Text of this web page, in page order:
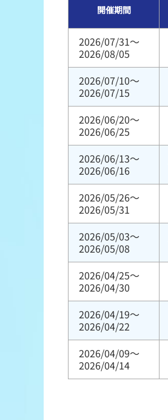
得点率ランキング
開催期間
2026/07/31～
2026/08/05
2026/07/10～
2026/07/15
2026/06/20～
2026/06/25
2026/06/13～
2026/06/16
2026/05/26～
2026/05/31
2026/05/03～
2026/05/08
2026/04/25～
2026/04/30
2026/04/19～
2026/04/22
2026/04/09～
2026/04/14